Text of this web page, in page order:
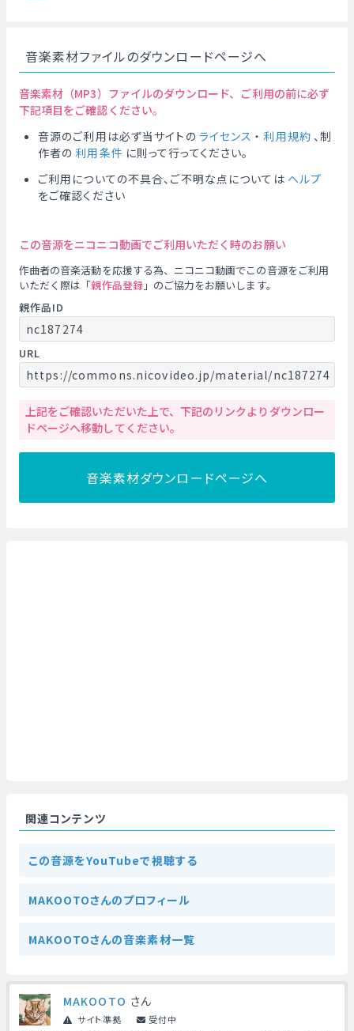
音楽素材ファイルのダウンロードページへ
音楽素材（MP3）ファイルのダウンロード、ご利用の前に必ず
下記項目をご確認ください。
音源のご利用は必ず当サイトの ライセンス ・ 利用規約 、制
作者の 利用条件 に則って行ってください。
ご利用についての不具合、ご不明な点については ヘルプ
をご確認ください
この音源をニコニコ動画でご利用いただく時のお願い
作曲者の音楽活動を応援する為、ニコニコ動画でこの音源をご利用
いただく際は「親作品登録」のご協力をお願いします。
親作品ID
nc187274
URL
https://commons.nicovideo.jp/material/nc187274
上記をご確認いただいた上で、下記のリンクよりダウンロー
ドページへ移動してください。
音楽素材ダウンロードページへ
関連コンテンツ
この音源をYouTubeで視聴する
MAKOOTOさんのプロフィール
MAKOOTOさんの音楽素材一覧
MAKOOTO さん
サイト準拠 受付中